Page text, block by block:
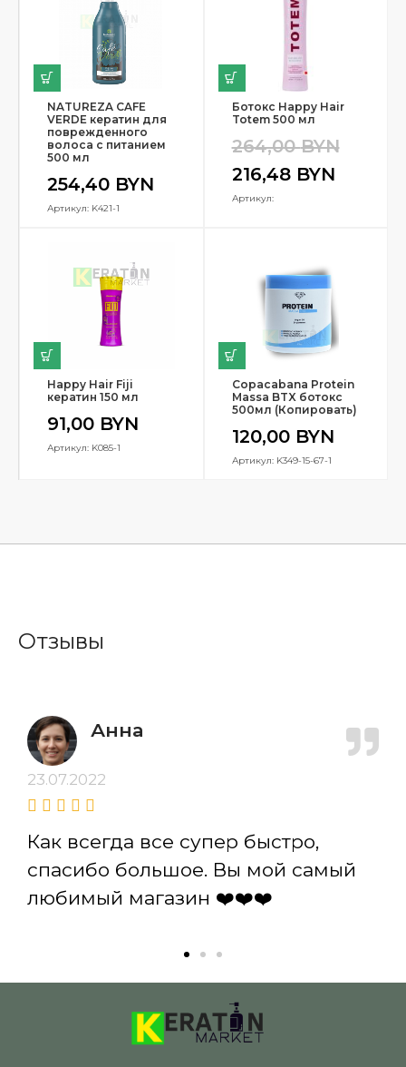
NATUREZA CAFE
VERDE кератин для
поврежденного
волоса с питанием
500 мл
254,40 BYN
Артикул: K421-1
Ботокс Happy Hair
Totem 500 мл
264,00BYN
216,48 BYN
Артикул:
Happy Hair Fiji
кератин 150 мл
91,00 BYN
Артикул: K085-1
Copacabana Protein
Massa BTX ботокс
500мл (Копировать)
120,00 BYN
Артикул: K349-15-67-1
Отзывы
Анна
23.07.2022
Как всегда все супер быстро,
спасибо большое. Вы мой самый
любимый магазин ❤️❤️❤️